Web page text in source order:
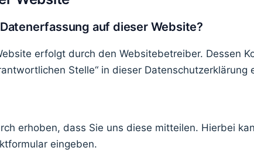
auf dieser Website?
erfolgt durch den Websitebetreiber. Dessen
Stelle“ in dieser Datenschutzerklärung
erhoben, dass Sie uns diese mitteilen. Hierbei
eingeben.